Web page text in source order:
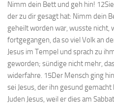
Nimm dein Bett und geh hin!
der zu dir gesagt hat: Nimm dein
geheilt worden war, wusste nicht,
fortgegangen, da so viel Volk an
Jesus im Tempel und sprach zu
geworden; sündige nicht mehr,
widerfahre. 15Der Mensch ging
sei Jesus, der ihn gesund
Juden Jesus, weil er dies am